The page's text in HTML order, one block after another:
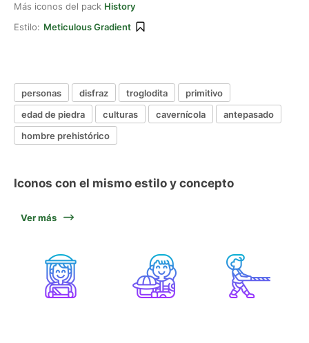
Más iconos del pack History
Estilo: Meticulous Gradient
personas disfraz troglodita
primitivo
edad de piedra
culturas cavernícola
antepasado
hombre prehistórico
Iconos con el mismo estilo y concepto
Ver más